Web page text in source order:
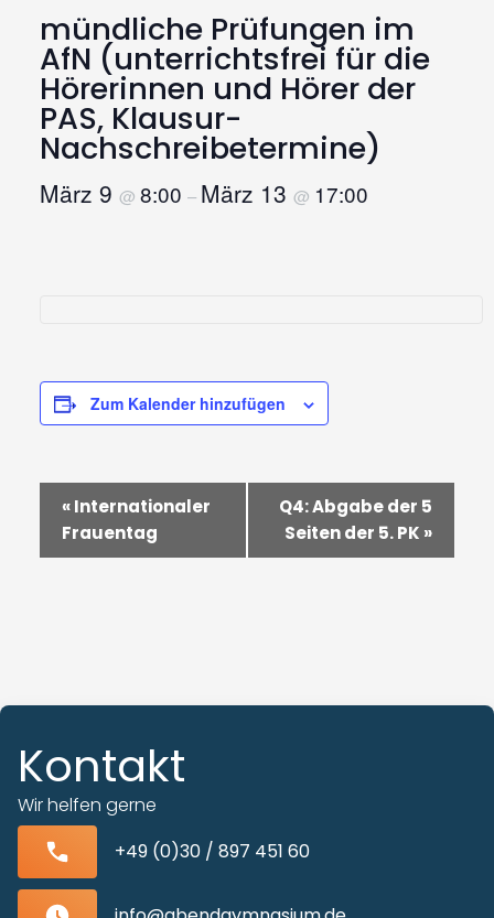
mündliche Prüfungen im
AfN (unterrichtsfrei für die
Hörerinnen und Hörer der
PAS, Klausur-
Nachschreibetermine)
März 9 @ 8:00 – März 13 @ 17:00
Zum Kalender hinzufügen
Veranstaltung-
Navigation
«Internationaler
Frauentag
Q4: Abgabe der 5
Seiten der 5. PK »
Kontakt
Wir helfen gerne
+49 (0)30 / 897 451 60